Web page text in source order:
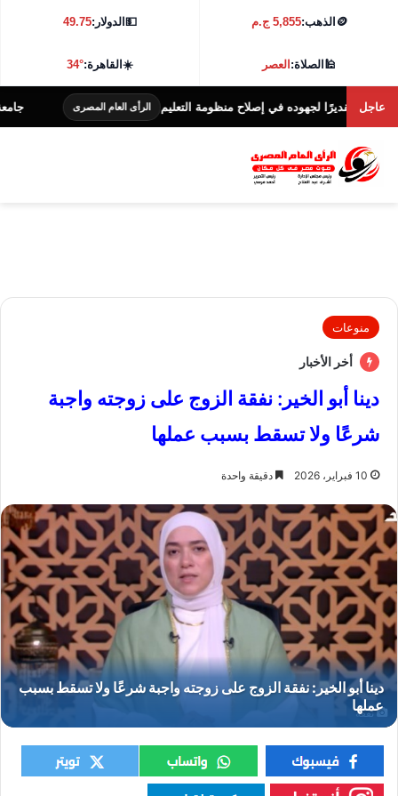
🪙 الذهب:5,855 ج.م 💵الدولار:49.75
🕌الصلاة:العصر ☀️القاهرة:34°
عاجللجهوده في إصلاح منظومة التعليم الرأى العام المصرى جامعة كفر الشيخ تطلق
منوعات
أخر الأخبار
دينا أبو الخير: نفقة الزوج على زوجته واجبة
شرعًا ولا تسقط بسبب عملها
10 فبراير، 2026 دقيقة واحدة
نفقة